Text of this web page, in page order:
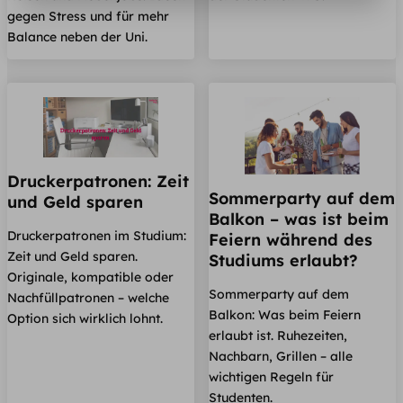
gegen Stress und für mehr
Balance neben der Uni.
Druckerpatronen: Zeit
und Geld sparen
Druckerpatronen im Studium:
Zeit und Geld sparen.
Originale, kompatible oder
Nachfüllpatronen – welche
Option sich wirklich lohnt.
Sommerparty auf dem
Balkon – was ist beim
Feiern während des
Studiums erlaubt?
Sommerparty auf dem
Balkon: Was beim Feiern
erlaubt ist. Ruhezeiten,
Nachbarn, Grillen – alle
wichtigen Regeln für
Studenten.